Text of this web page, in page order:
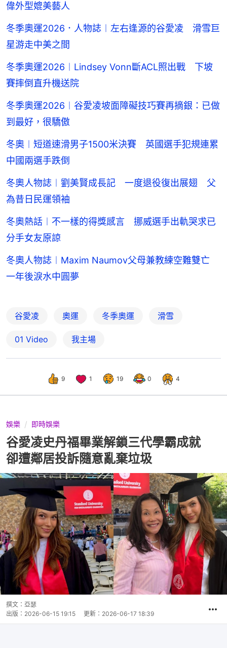
偉外型媲美藝人
冬季奧運2026．人物誌︱左右逢源的谷愛凌 滑雪巨
星游走中美之間
冬季奧運2026︱Lindsey Vonn斷ACL照出戰 下坡
賽摔倒直升機送院
冬季奧運2026︱谷愛凌坡面障礙技巧賽再摘銀：已做
到最好，很驕傲
冬奧︱短道速滑男子1500米決賽 英國選手犯規連累
中國兩選手跌倒
冬奧人物誌︱劉美賢成長記 一度退役復出展翅 父
為昔日民運領袖
冬奧熱話︱不一樣的得獎感言 挪威選手出軌哭求已
分手女友原諒
冬奧人物誌︱Maxim Naumov父母兼教練空難雙亡
一年後淚水中圓夢
谷愛凌 奧運 冬季奧運 滑雪
01 Video 我主場
9 1 19 0 4
娛樂 即時娛樂
谷愛凌史丹福畢業解鎖三代學霸成就
卻遭鄰居投訴隨意亂棄垃圾
撰文： 亞瑟
出版： 2026-06-15 19:15 更新： 2026-06-17 18:39